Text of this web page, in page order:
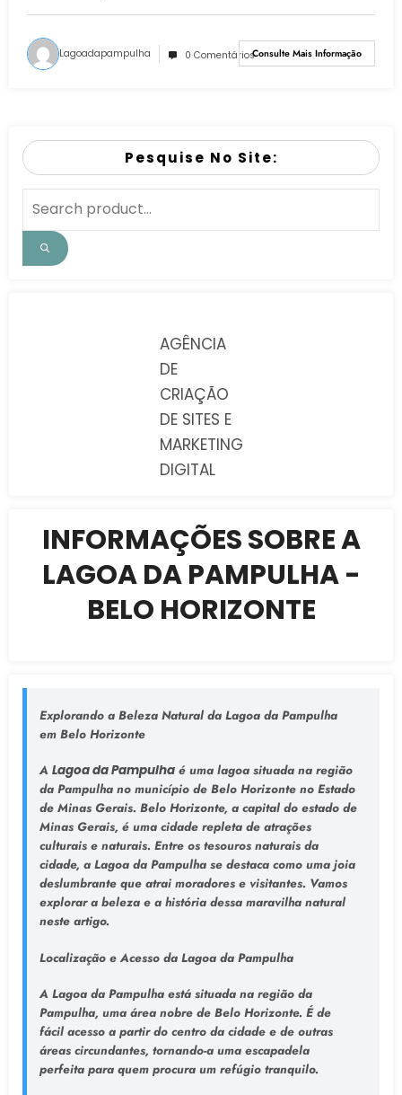
Lagoadapampulha 0 ComentáriosConsulte Mais Informação
Pesquise No Site:
AGÊNCIA
DE
CRIAÇÃO
DE SITES E
MARKETING
DIGITAL
INFORMAÇÕES SOBRE A
LAGOA DA PAMPULHA -
BELO HORIZONTE
Explorando a Beleza Natural da Lagoa da Pampulha
em Belo Horizonte
A Lagoa da Pampulha é uma lagoa situada na região
da Pampulha no município de Belo Horizonte no Estado
de Minas Gerais. Belo Horizonte, a capital do estado de
Minas Gerais, é uma cidade repleta de atrações
culturais e naturais. Entre os tesouros naturais da
cidade, a Lagoa da Pampulha se destaca como uma joia
deslumbrante que atrai moradores e visitantes. Vamos
explorar a beleza e a história dessa maravilha natural
neste artigo.
Localização e Acesso da Lagoa da Pampulha
A Lagoa da Pampulha está situada na região da
Pampulha, uma área nobre de Belo Horizonte. É de
fácil acesso a partir do centro da cidade e de outras
áreas circundantes, tornando-a uma escapadela
perfeita para quem procura um refúgio tranquilo.